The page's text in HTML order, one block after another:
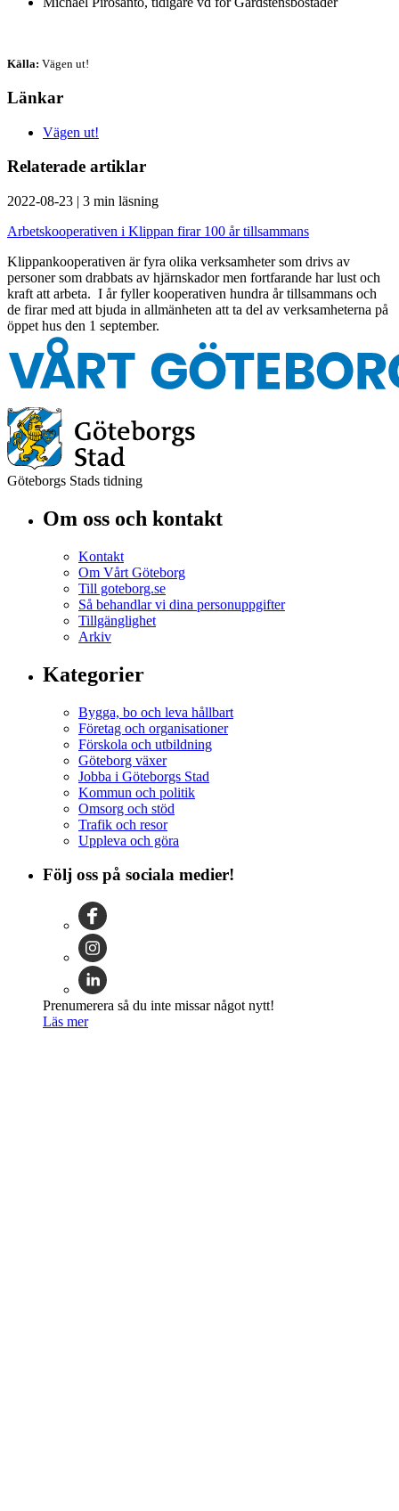
Källa: Vägen ut!
Länkar
Vägen ut!
Relaterade artiklar
2022-08-23 | 3 min läsning
Arbetskooperativen i Klippan firar 100 år tillsammans
Klippankooperativen är fyra olika verksamheter som drivs av
personer som drabbats av hjärnskador men fortfarande har lust och
kraft att arbeta. I år fyller kooperativen hundra år tillsammans och
de firar med att bjuda in allmänheten att ta del av verksamheterna på
öppet hus den 1 september.
Göteborgs Stads tidning
Om oss och kontakt
Kontakt
Om Vårt Göteborg
Till goteborg.se
Så behandlar vi dina personuppgifter
Tillgänglighet
Arkiv
Kategorier
Bygga, bo och leva hållbart
Företag och organisationer
Förskola och utbildning
Göteborg växer
Jobba i Göteborgs Stad
Kommun och politik
Omsorg och stöd
Trafik och resor
Uppleva och göra
Följ oss på sociala medier!
Prenumerera så du inte missar något nytt!
Läs mer